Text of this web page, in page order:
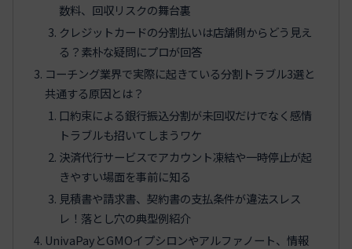
数料、回収リスクの舞台裏
クレジットカードの分割払いは店舗側からどう見え
る？素朴な疑問にプロが回答
コーチング業界で実際に起きている分割トラブル3選と
共通する原因とは？
口約束による銀行振込分割が未回収だけでなく感情
トラブルも招いてしまうワケ
決済代行サービスでアカウント凍結や一時停止が起
きやすい場面を事前に知る
見積書や請求書、契約書の支払条件が違法スレス
レ！落とし穴の典型例紹介
UnivaPayとGMOイプシロンやアルファノート、情報